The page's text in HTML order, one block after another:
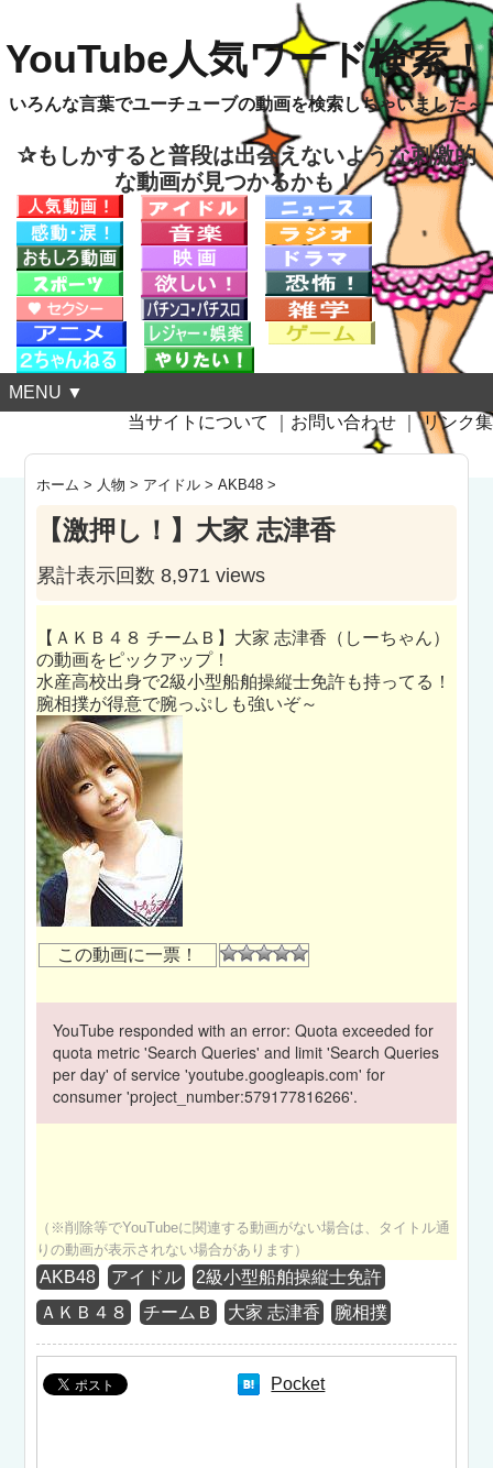
YouTube人気ワード検索！
いろんな言葉でユーチューブの動画を検索しちゃいました～
✰もしかすると普段は出会えないような刺激的
な動画が見つかるかも！
MENU ▼
当サイトについて
お問い合わせ ｜リンク集
ホーム > 人物 > アイドル >AKB48 >
【激押し！】大家 志津香
累計表示回数 8,971 views
【ＡＫＢ４８ チームＢ】大家 志津香（しーちゃん）
の動画をピックアップ！
水産高校出身で2級小型船舶操縦士免許も持ってる！
腕相撲が得意で腕っぷしも強いぞ～
この動画に一票！
YouTube responded with an error: Quota exceeded for
quota metric 'Search Queries' and limit 'Search Queries
per day' of service 'youtube.googleapis.com' for
consumer 'project_number:579177816266'.
（※削除等でYouTubeに関連する動画がない場合は、タイトル通
りの動画が表示されない場合があります）
AKB48 アイドル
2級小型船舶操縦士免許
ＡＫＢ４８
チームＢ 大家 志津香 腕相撲
Pocket